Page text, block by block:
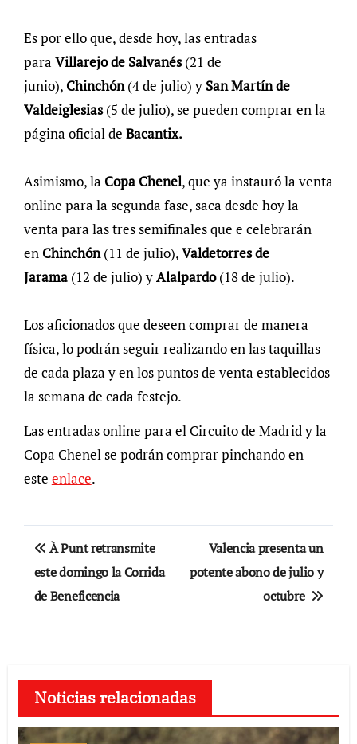
Es por ello que, desde hoy, las entradas
para Villarejo de Salvanés(21 de
junio), Chinchón(4 de julio) y San Martín de
Valdeiglesias(5 de julio), se pueden comprar en la
página oficial de Bacantix.
Asimismo, la Copa Chenel, que ya instauró la venta
online para la segunda fase, saca desde hoy la
venta para las tres semifinales que e celebrarán
en Chinchón(11 de julio),Valdetorres de
Jarama(12 de julio) yAlalpardo(18 de julio).
Los aficionados que deseen comprar de manera
física, lo podrán seguir realizando en las taquillas
de cada plaza y en los puntos de venta establecidos
la semana de cada festejo.
Las entradas online para el Circuito de Madrid y la
Copa Chenel se podrán comprar pinchando en
este enlace.
Navegación
de
entradas
À Punt retransmite
este domingo la Corrida
de Beneficencia
Valencia presenta un
potente abono de julio y
octubre
Noticias relacionadas